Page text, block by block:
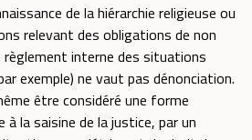
de la hiérarchie religieuse ou
relevant des obligations de non
règlement interne des situations
exemple) ne vaut pas dénonciation.
être considéré une forme
à la saisine de la justice, par un